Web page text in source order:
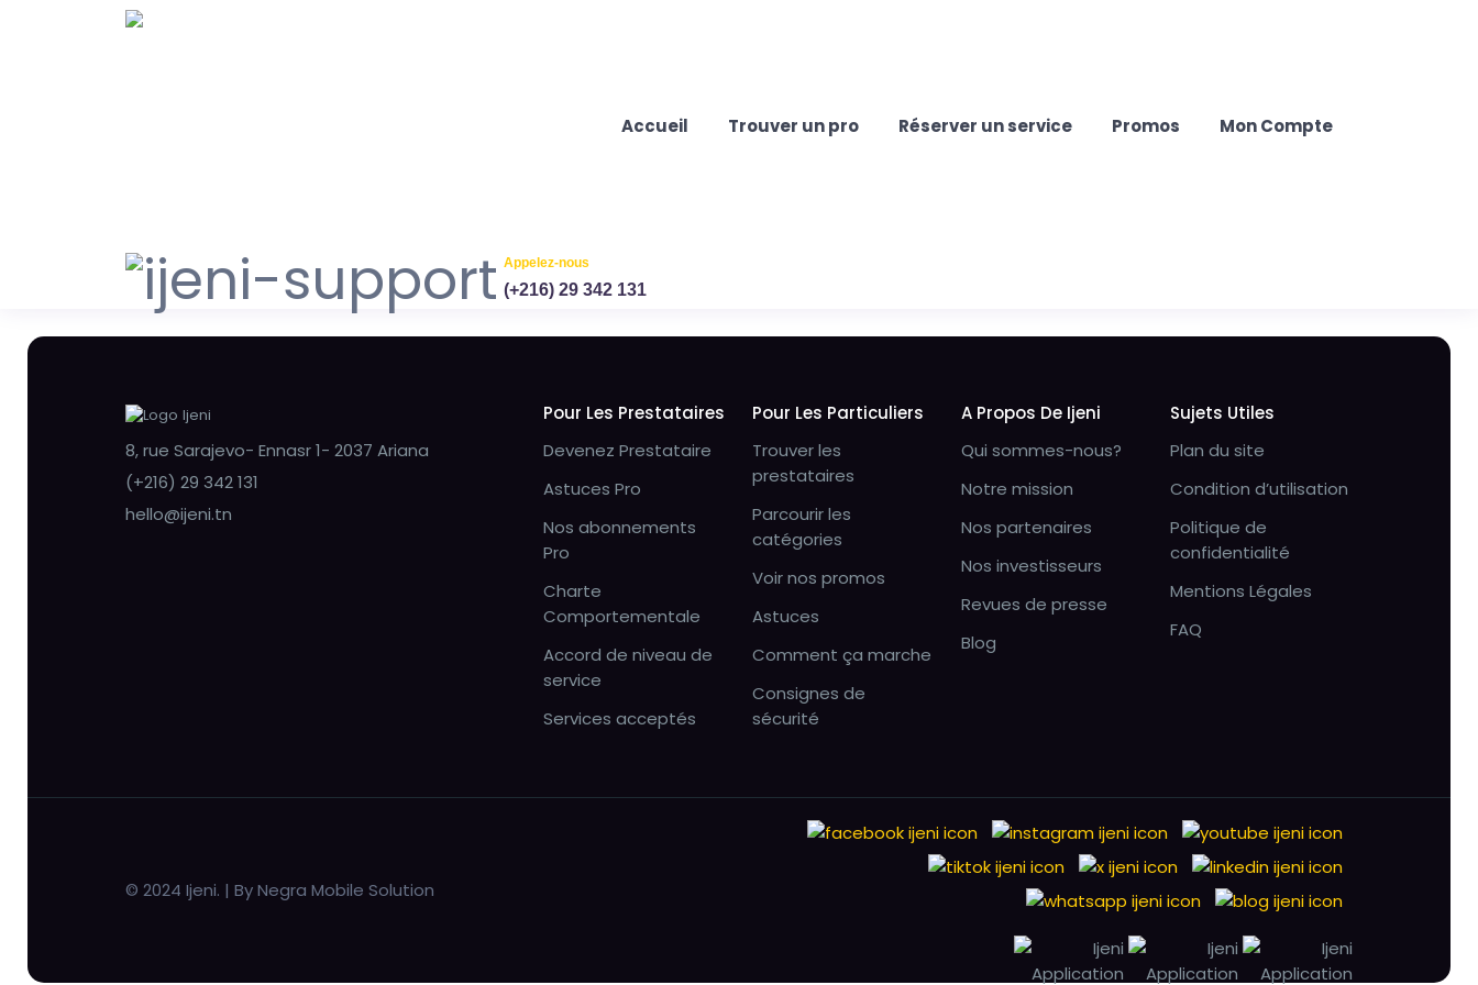
Accueil Trouver un pro Réserver un service Promos Mon Compte
Appelez-nous
(+216) 29 342 131
8, rue Sarajevo- Ennasr 1- 2037 Ariana
(+216) 29 342 131
hello@ijeni.tn
Pour Les Prestataires
Devenez Prestataire
Astuces Pro
Nos abonnements
Pro
Charte
Comportementale
Accord de niveau de
service
Services acceptés
Pour Les Particuliers
Trouver les
prestataires
Parcourir les
catégories
Voir nos promos
Astuces
Comment ça marche
Consignes de
sécurité
A Propos De Ijeni
Qui sommes-nous?
Notre mission
Nos partenaires
Nos investisseurs
Revues de presse
Blog
Sujets Utiles
Plan du site
Condition d’utilisation
Politique de
confidentialité
Mentions Légales
FAQ
© 2024 Ijeni. | By Negra Mobile Solution